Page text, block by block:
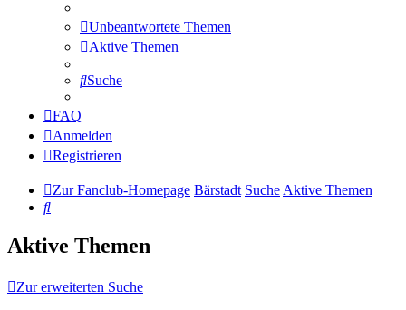
Unbeantwortete Themen
Aktive Themen
Suche
FAQ
Anmelden
Registrieren
Zur Fanclub-Homepage Bärstadt SucheAktive Themen
Suche
Aktive Themen
Zur erweiterten Suche